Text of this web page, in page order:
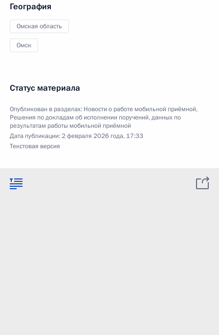
География
Омская область
Омск
Статус материала
Опубликован в разделах: Новости о работе мобильной приёмной,
Решения по докладам об исполнении поручений, данных по
результатам работы мобильной приёмной
Дата публикации:2 февраля 2026 года, 17:33
Текстовая версия